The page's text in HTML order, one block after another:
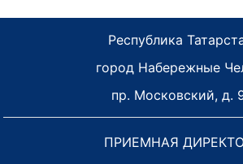
Республика
город Набережные
пр. Московский, д.
ПРИЕМНАЯ